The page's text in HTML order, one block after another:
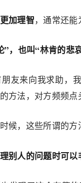
加理智，通常还
，也叫“林肯的悲哀
友来向我求助，
方法，对方频频点
候，这些所谓的
别人的问题时可